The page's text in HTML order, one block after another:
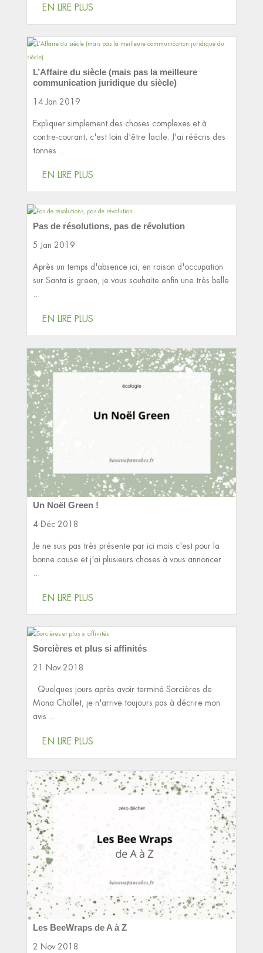
EN LIRE PLUS
L’Affaire du siècle (mais pas la meilleure
communication juridique du siècle)
14 Jan 2019
Expliquer simplement des choses complexes et à
contre-courant, c'est loin d'être facile. J'ai réécris des
tonnes ...
EN LIRE PLUS
Pas de résolutions, pas de révolution
5 Jan 2019
Après un temps d'absence ici, en raison d'occupation
sur Santa is green, je vous souhaite enfin une très belle
...
EN LIRE PLUS
Un Noël Green !
4 Déc 2018
Je ne suis pas très présente par ici mais c'est pour la
bonne cause et j'ai plusieurs choses à vous annoncer
...
EN LIRE PLUS
Sorcières et plus si affinités
21 Nov 2018
Quelques jours après avoir terminé Sorcières de
Mona Chollet, je n'arrive toujours pas à décrire mon
avis ...
EN LIRE PLUS
Les BeeWraps de A à Z
2 Nov 2018